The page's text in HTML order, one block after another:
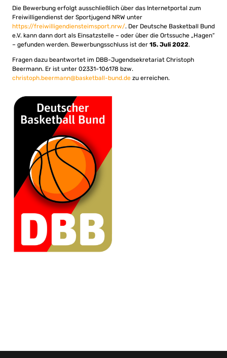
Die Bewerbung erfolgt ausschließlich über das Internetportal zum
Freiwilligendienst der Sportjugend NRW unter
https://freiwilligendiensteimsport.nrw/. Der Deutsche Basketball Bund
e.V. kann dann dort als Einsatzstelle – oder über die Ortssuche „Hagen“
– gefunden werden. Bewerbungsschluss ist der 15. Juli 2022.
Fragen dazu beantwortet im DBB-Jugendsekretariat Christoph
Beermann. Er ist unter 02331-106178 bzw.
christoph.beermann@basketball-bund.de zu erreichen.